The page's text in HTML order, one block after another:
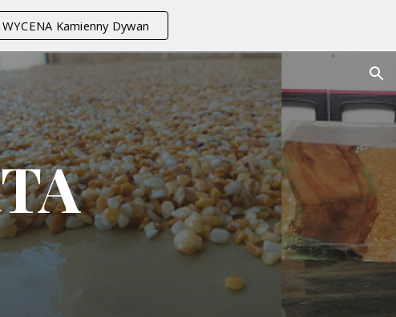
WYCENA Kamienny Dywan